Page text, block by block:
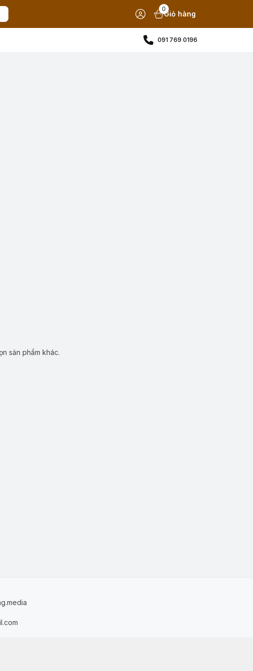
0
Giỏ hàng
091 769 0196
sản phẩm khác.